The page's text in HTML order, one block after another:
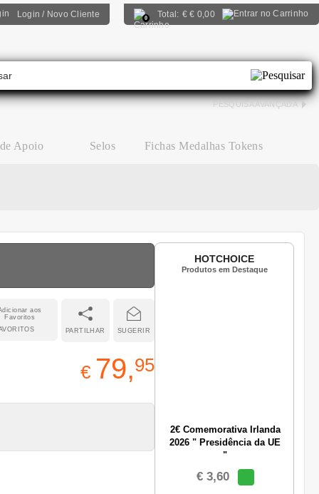
Login / Novo Cliente 0 Total: €€ 0,00
PESQUISA AVANÇADA
Apoio Selos Fichas Medalhas Tokens
SUGERIR
PARTILHAR
€ 79,95
HOTCHOICE
Produtos em Destaque
2€ Comemorativa Irlanda
2026 " Presidência da UE
"
€ 3,60